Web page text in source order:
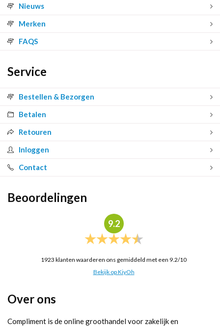
Nieuws
Merken
FAQS
Service
Bestellen & Bezorgen
Betalen
Retouren
Inloggen
Contact
Beoordelingen
9.2
1923 klanten waarderen ons gemiddeld met een 9.2/10
Bekijk op KiyOh
Over ons
Compliment is de online groothandel voor zakelijk en